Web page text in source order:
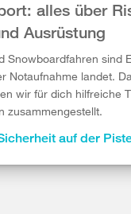
alles über
Ausrüstung
Snowboardfahren sind
Notaufnahme landet.
wir für dich hilfreiche
zusammengestellt.
auf der